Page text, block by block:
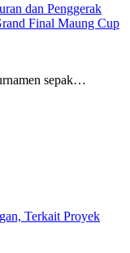
dan Penggerak
Final Maung Cup
sepak…
Terkait Proyek